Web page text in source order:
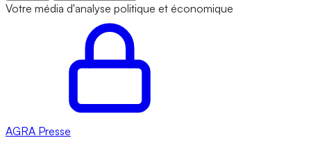
Votre média d'analyse politique et économique
AGRA Presse